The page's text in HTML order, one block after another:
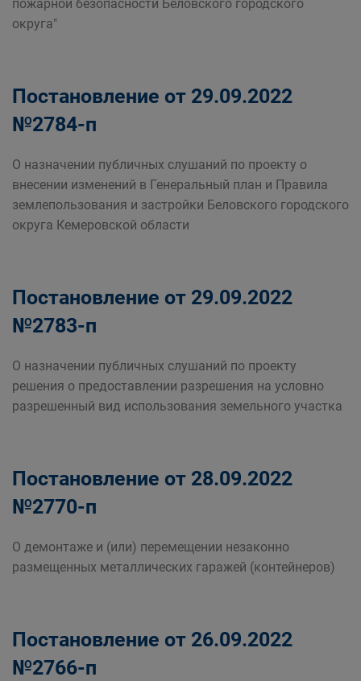
пожарной безопасности Беловского городского
округа"
Постановление от 29.09.2022
№2784-п
О назначении публичных слушаний по проекту о
внесении изменений в Генеральный план и Правила
землепользования и застройки Беловского городского
округа Кемеровской области
Постановление от 29.09.2022
№2783-п
О назначении публичных слушаний по проекту
решения о предоставлении разрешения на условно
разрешенный вид использования земельного участка
Постановление от 28.09.2022
№2770-п
О демонтаже и (или) перемещении незаконно
размещенных металлических гаражей (контейнеров)
Постановление от 26.09.2022
№2766-п